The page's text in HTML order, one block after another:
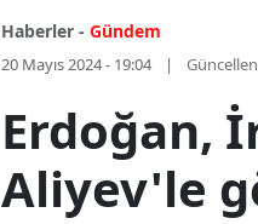
Haberler - Gündem
20 Mayıs 2024 - 19:04
Erdoğan,
Aliyev'le